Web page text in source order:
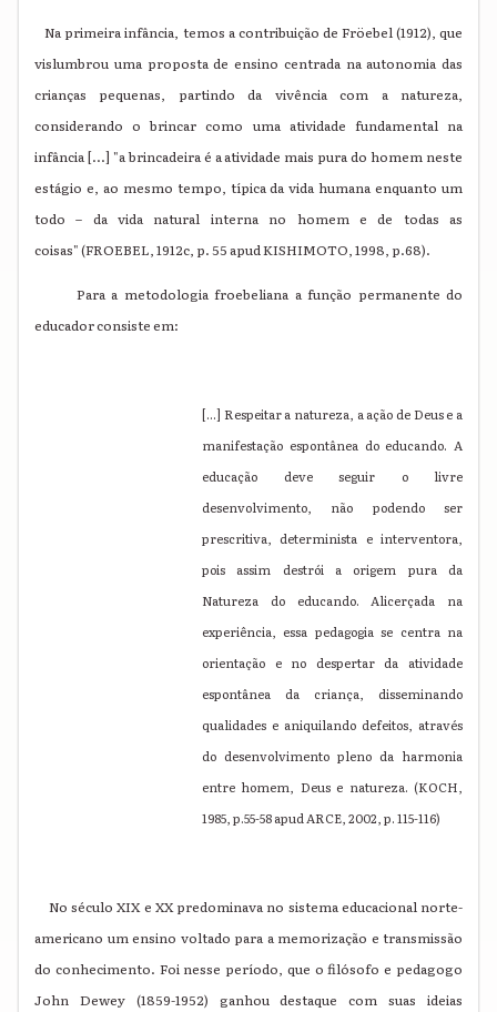
Na primeira infância, temos a contribuição de Fröebel (1912), que
vislumbrou uma proposta de ensino centrada na autonomia das
crianças pequenas, partindo da vivência com a natureza,
considerando o brincar como uma atividade fundamental na
infância [...] "a brincadeira é a atividade mais pura do homem neste
estágio e, ao mesmo tempo, típica da vida humana enquanto um
todo – da vida natural interna no homem e de todas as
coisas" (FROEBEL, 1912c, p. 55 apud KISHIMOTO, 1998, p.68).
Para a metodologia froebeliana a função permanente do
educador consiste em:
[...] Respeitar a natureza, a ação de Deus e a
manifestação espontânea do educando. A
educação deve seguir o livre
desenvolvimento, não podendo ser
prescritiva, determinista e interventora,
pois assim destrói a origem pura da
Natureza do educando. Alicerçada na
experiência, essa pedagogia se centra na
orientação e no despertar da atividade
espontânea da criança, disseminando
qualidades e aniquilando defeitos, através
do desenvolvimento pleno da harmonia
entre homem, Deus e natureza. (KOCH,
1985, p.55-58 apud ARCE, 2002, p. 115-116)
No século XIX e XX predominava no sistema educacional norte-
americano um ensino voltado para a memorização e transmissão
do conhecimento. Foi nesse período, que o filósofo e pedagogo
John Dewey (1859-1952) ganhou destaque com suas ideias